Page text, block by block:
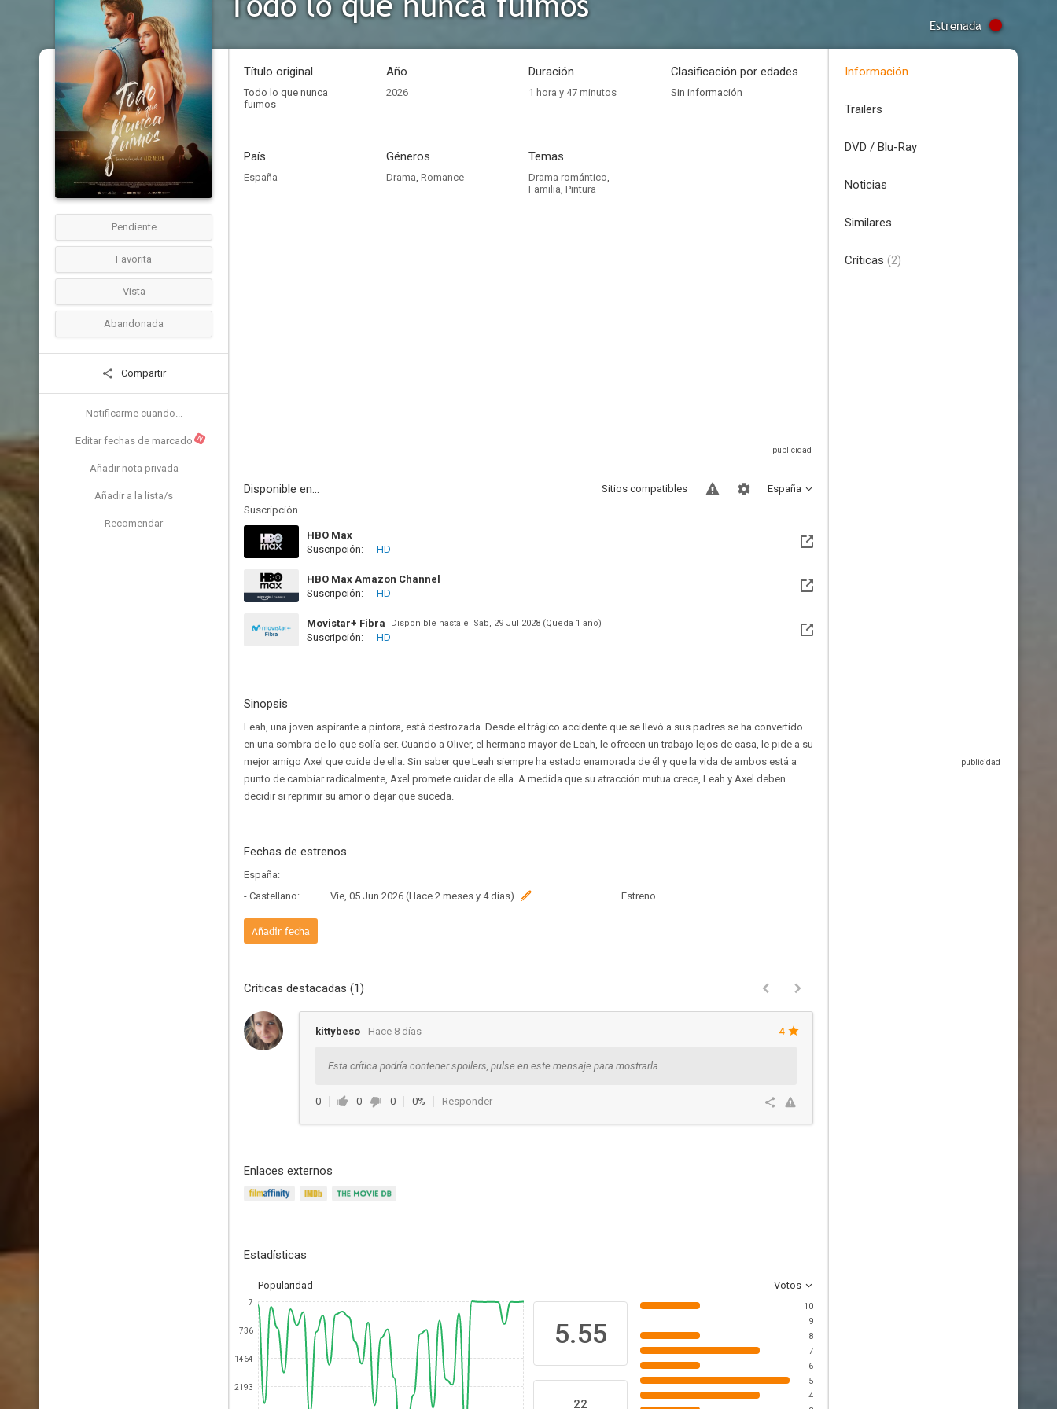
Estrenada
Pendiente
Favorita
Vista
Abandonada
Compartir
Notificarme cuando...
Editar fechas de marcado N
Añadir nota privada
Añadir a la lista/s
Recomendar
Título original
Todo lo que nunca
fuimos
Año
2026
Duración
1 hora y 47 minutos
Clasificación por edades
Sin información
País
España
Géneros
Drama, Romance
Temas
Drama romántico,
Familia, Pintura
Disponible en... España
Sitios compatibles
Suscripción
HBO Max
Suscripción:
HD
HBO Max Amazon Channel
Suscripción:
HD
Movistar+ Fibra Disponible hasta el Sab, 29 Jul 2028 (Queda 1 año)
Suscripción: HD
Sinopsis
Leah, una joven aspirante a pintora, está destrozada. Desde el trágico accidente que se llevó a sus padres se ha convertido
en una sombra de lo que solía ser. Cuando a Oliver, el hermano mayor de Leah, le ofrecen un trabajo lejos de casa, le pide a su
mejor amigo Axel que cuide de ella. Sin saber que Leah siempre ha estado enamorada de él y que la vida de ambos está a
punto de cambiar radicalmente, Axel promete cuidar de ella. A medida que su atracción mutua crece, Leah y Axel deben
decidir si reprimir su amor o dejar que suceda.
Fechas de estrenos
España:
- Castellano:
Vie, 05 Jun 2026 (Hace 2 meses y 4 días) Estreno
Añadir fecha
Críticas destacadas (1)
kittybeso Hace 8 días 4
Esta crítica podría contener spoilers, pulse en este mensaje para mostrarla
0 0 0 0% Responder
Enlaces externos
Estadísticas
Popularidad Votos
7
736
1464
2193
5.55
22
10
9
8
7
6
5
4
Información
Trailers
DVD / Blu-Ray
Noticias
Similares
Críticas (2)